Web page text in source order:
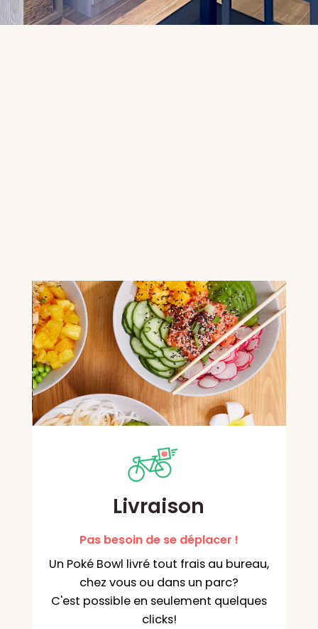
Livraison
Pas besoin de se déplacer !
Un Poké Bowl livré tout frais au bureau,
chez vous ou dans un parc?
C'est possible en seulement quelques
clicks!